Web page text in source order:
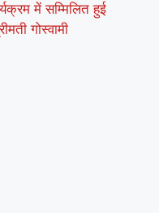
में सम्मिलित हुई
गोस्वामी